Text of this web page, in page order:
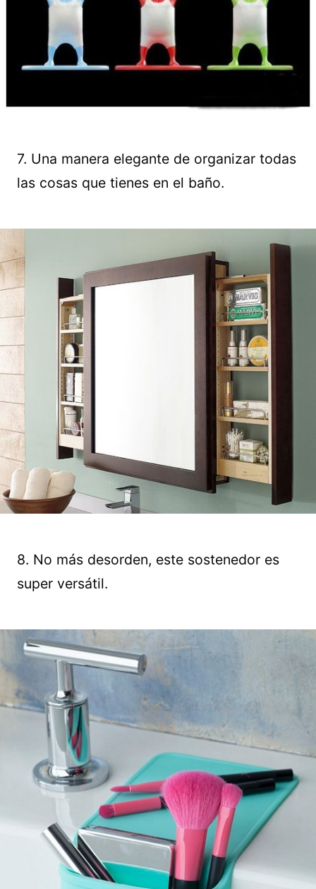
7. Una manera elegante de organizar todas
las cosas que tienes en el baño.
8. No más desorden, este sostenedor es
super versátil.